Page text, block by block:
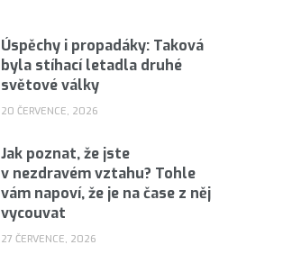
Úspěchy i propadáky: Taková
byla stíhací letadla druhé
světové války
20 ČERVENCE, 2026
Jak poznat, že jste
v nezdravém vztahu? Tohle
vám napoví, že je na čase z něj
vycouvat
27 ČERVENCE, 2026